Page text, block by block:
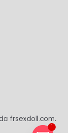
frsexdoll.com.
1